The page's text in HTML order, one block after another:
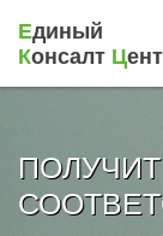
Единый
Консалт Ц